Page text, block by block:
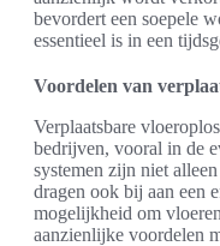
bevordert een soepele
essentieel is in een
Voordelen van
Verplaatsbare
bedrijven, vooral in de
systemen zijn niet
dragen ook bij aan een
mogelijkheid om
aanzienlijke voordelen